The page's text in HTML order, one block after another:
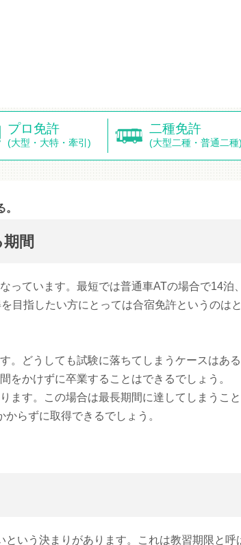
プロ免許
(大型・大特・牽引)
二種免許
(大型二種・普通二種)
間
っています。最短では普通車ATの場合で14泊
目指したい方にとっては合宿免許というのは
。どうしても試験に落ちてしまうケースはあ
をかけずに卒業することはできるでしょう。
す。この場合は最長期間に達してしまうこと
らずに取得できるでしょう。
いう決まりがあります。これは教習期限と呼